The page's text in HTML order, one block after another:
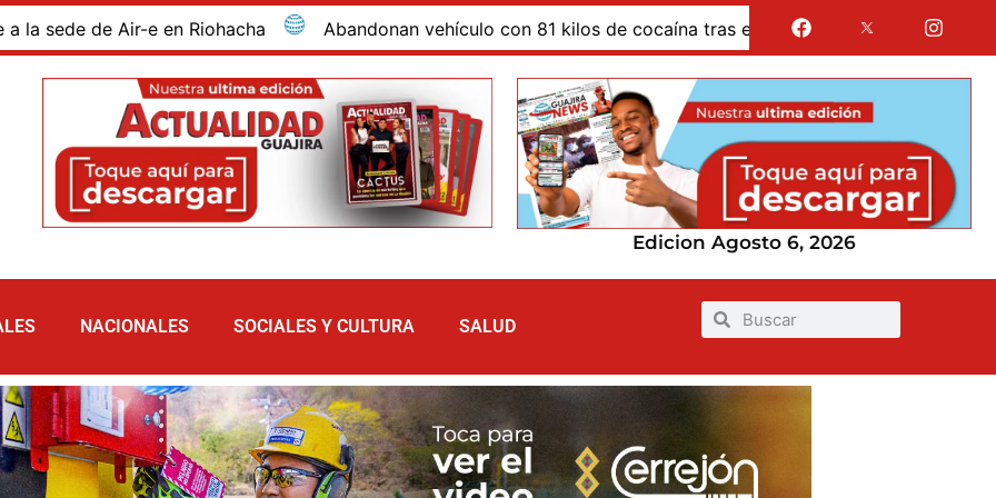
e en Riohacha Abandonan vehículo con 81 kilos de cocaína tras evadir un retén de la Policía en La Guajira
Edicion Agosto 6, 2026
NACIONALES SOCIALES Y CULTURA SALUD